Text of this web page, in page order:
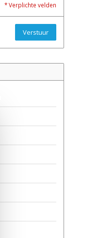
* Verplichte velden
Verstuur